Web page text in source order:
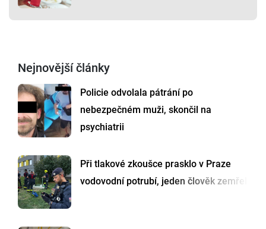
Nejnovější články
Policie odvolala pátrání po
nebezpečném muži, skončil na
psychiatrii
Při tlakové zkoušce prasklo v Praze
vodovodní potrubí, jeden člověk zemřel